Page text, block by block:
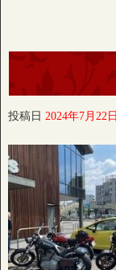
投稿日 2024年7月22日